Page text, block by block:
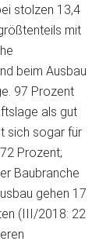
stolzen 13,4
mit
beim Ausbau
97 Prozent
als gut
sich sogar für
Prozent;
Baubranche
gehen 17
(III/2018: 22